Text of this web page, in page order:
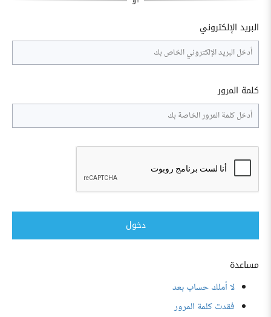
البريد الإلكتروني
كلمة المرور
دخول
مساعدة
لا أملك حساب بعد
فقدت كلمة المرور